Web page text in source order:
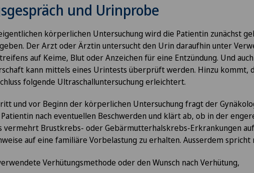
und Urinprobe
körperlichen Untersuchung wird die Patientin zunächst
Der Arzt oder Ärztin untersucht den Urin daraufhin unter
auf Keime, Blut oder Anzeichen für eine Entzündung. Und
kann mittels eines Urintests überprüft werden. Hinzu kommt,
folgende Ultraschalluntersuchung erleichtert.
und vor Beginn der körperlichen Untersuchung fragt der
nach eventuellen Beschwerden und klärt ab, ob in der
vermehrt Brustkrebs- oder Gebärmutterhalskrebs-Erkrankungen
auf eine familiäre Vorbelastung zu erhalten. Ausserdem spricht
Verhütungsmethode oder den Wunsch nach Verhütung,